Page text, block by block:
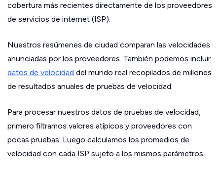
cobertura más recientes directamente de los proveedores
de servicios de internet (ISP).
Nuestros resúmenes de ciudad comparan las velocidades
anunciadas por los proveedores. También podemos incluir
datos de velocidad del mundo real recopilados de millones
de resultados anuales de pruebas de velocidad.
Para procesar nuestros datos de pruebas de velocidad,
primero filtramos valores atípicos y proveedores con
pocas pruebas. Luego calculamos los promedios de
velocidad con cada ISP sujeto a los mismos parámetros.